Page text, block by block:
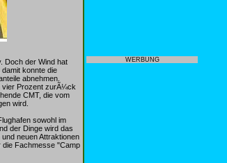
Doch der Wind hat
konnte die
abnehmen.
vier Prozent zurÃ¼ck
CMT, die vom
wird.
sowohl im
der Dinge wird das
neuen Attraktionen
die Fachmesse "Camp
WERBUNG